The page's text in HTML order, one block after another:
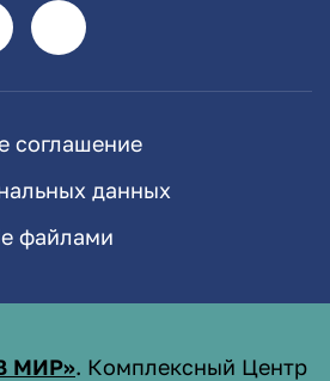
соглашение
данных
файлами
МИР». Комплексный Центр